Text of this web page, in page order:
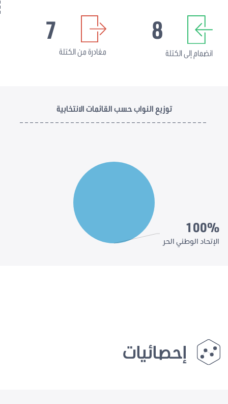
8
انضمام إلى الكتلة
7
مغادرة من الكتلة
توزيع النواب حسب القائمات الانتخابية
100%
الإتحاد الوطني الحر
إحصائيات